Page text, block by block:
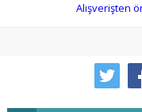
Alışverişten